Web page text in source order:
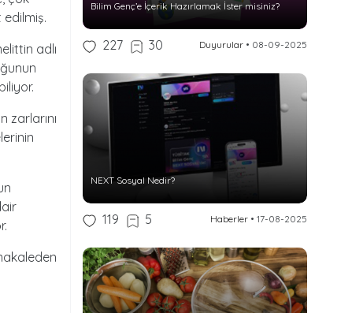
adlı
zarlarını
Bilim Genç’e İçerik Hazırlamak İster misiniz?
227 30 Duyurular• 08-09-2025
NEXT Sosyal Nedir?
119 5 Haberler• 17-08-2025